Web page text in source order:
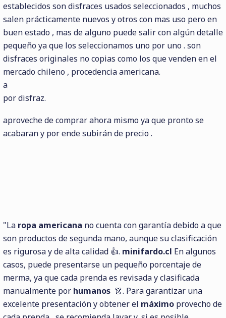
establecidos son disfraces usados seleccionados , muchos
salen prácticamente nuevos y otros con mas uso pero en
buen estado , mas de alguno puede salir con algún detalle
pequeño ya que los seleccionamos uno por uno . son
disfraces originales no copias como los que venden en el
mercado chileno , procedencia americana.
a
por disfraz.
aproveche de comprar ahora mismo ya que pronto se
acabaran y por ende subirán de precio .
"La ropa americana no cuenta con garantía debido a que
son productos de segunda mano, aunque su clasificación
es rigurosa y de alta calidad 👍. minifardo.cl En algunos
casos, puede presentarse un pequeño porcentaje de
merma, ya que cada prenda es revisada y clasificada
manualmente por humanos 👗. Para garantizar una
excelente presentación y obtener el máximo provecho de